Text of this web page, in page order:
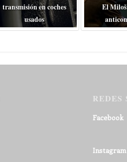
transmisión en coches
usados
El
REDES
Facebook
Instagram